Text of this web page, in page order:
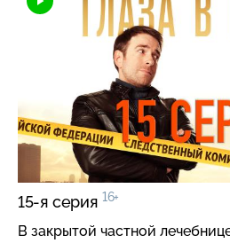
15-я серия 16+
В закрытой частной